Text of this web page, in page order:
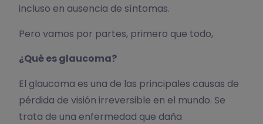
incluso en ausencia de síntomas.
Pero vamos por partes, primero que todo,
¿Qué es glaucoma?
El glaucoma es una de las principales causas de
pérdida de visión irreversible en el mundo. Se
trata de una enfermedad que daña